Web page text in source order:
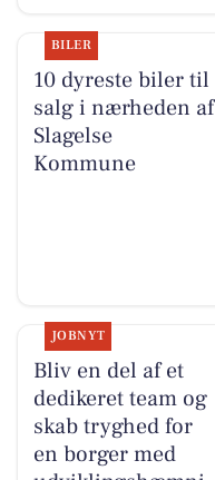
BILER
10 dyreste biler til
salg i nærheden af
Slagelse
Kommune
JOBNYT
Bliv en del af et
dedikeret team og
skab tryghed for
en borger med